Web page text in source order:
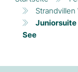
Strandvillen
Juniorsuite
See